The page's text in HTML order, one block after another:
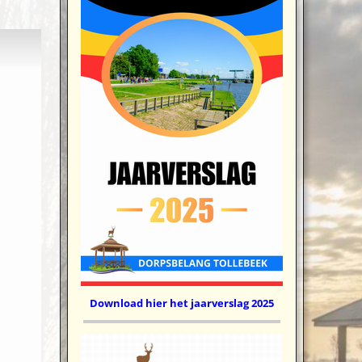
Download hier het jaarverslag 2025